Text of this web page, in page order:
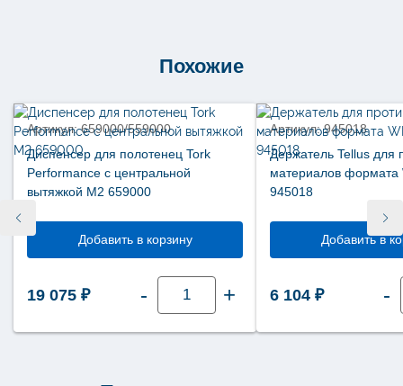
Похожие
Артикул: 659000/559000
Диспенсер для полотенец Tork
Performance с центральной
вытяжкой М2 659000
Добавить в корзину
19 075 ₽ -
Количество
товара
полотенец
+
Артикул: 945018
Держатель Tellus для
материалов формата
945018
Добавить в
6 104 ₽ -